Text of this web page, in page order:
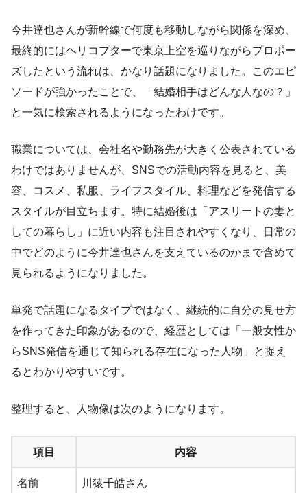
今井達也さんが新幹線で何度も移動しながら関係を深め、
最終的にはヘリコプターで東京上空を巡りながらプロポー
ズしたという流れは、かなり話題になりました。このエピ
ソードが強かったことで、「結婚相手はどんな人なの？」
と一気に検索されるようになったわけです。
職業については、会社名や勤務先が大きく公表されている
わけではありませんが、SNSでの活動内容を見ると、美
容、コスメ、私服、ライフスタイル、料理などを発信する
スタイルが目立ちます。特に結婚後は「アスリートの妻と
しての暮らし」に近い内容も注目されやすくなり、日常の
中でどのように今井達也さんを支えているのかまで含めて
見られるようになりました。
単発で話題になるタイプではなく、継続的に自分の見せ方
を作ってきた印象があるので、経歴としては「一般女性か
らSNS発信を通じて知られる存在になった人物」と捉え
るとわかりやすいです。
整理すると、人物像は次のようになります。
項目 内容
名前 川猿千皓さん